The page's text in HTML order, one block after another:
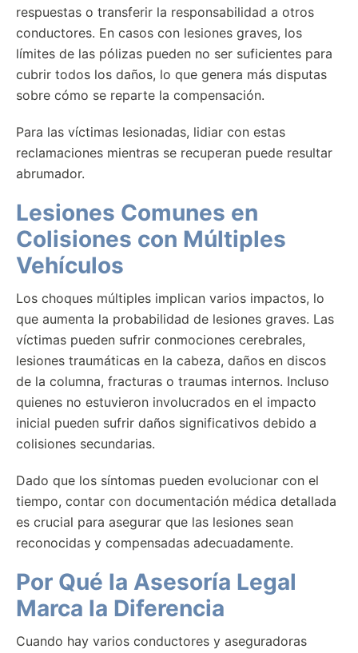
respuestas o transferir la responsabilidad a otros
conductores. En casos con lesiones graves, los
límites de las pólizas pueden no ser suficientes para
cubrir todos los daños, lo que genera más disputas
sobre cómo se reparte la compensación.
Para las víctimas lesionadas, lidiar con estas
reclamaciones mientras se recuperan puede resultar
abrumador.
Lesiones Comunes en
Colisiones con Múltiples
Vehículos
Los choques múltiples implican varios impactos, lo
que aumenta la probabilidad de lesiones graves. Las
víctimas pueden sufrir conmociones cerebrales,
lesiones traumáticas en la cabeza, daños en discos
de la columna, fracturas o traumas internos. Incluso
quienes no estuvieron involucrados en el impacto
inicial pueden sufrir daños significativos debido a
colisiones secundarias.
Dado que los síntomas pueden evolucionar con el
tiempo, contar con documentación médica detallada
es crucial para asegurar que las lesiones sean
reconocidas y compensadas adecuadamente.
Por Qué la Asesoría Legal
Marca la Diferencia
Cuando hay varios conductores y aseguradoras